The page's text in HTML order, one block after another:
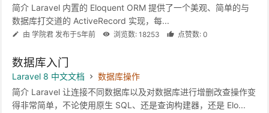
简介 Laravel 内置的 Eloquent ORM 提供了一个美观、简单的与
数据库打交道的 ActiveRecord 实现，每...
由 学院君 发布于5年前 浏览数: 18253 点赞数: 0
数据库入门
Laravel 8 中文文档
数据库操作
简介 Laravel 让连接不同数据库以及对数据库进行增删改查操作变
得非常简单，不论使用原生 SQL、还是查询构建器，还是 Elo...